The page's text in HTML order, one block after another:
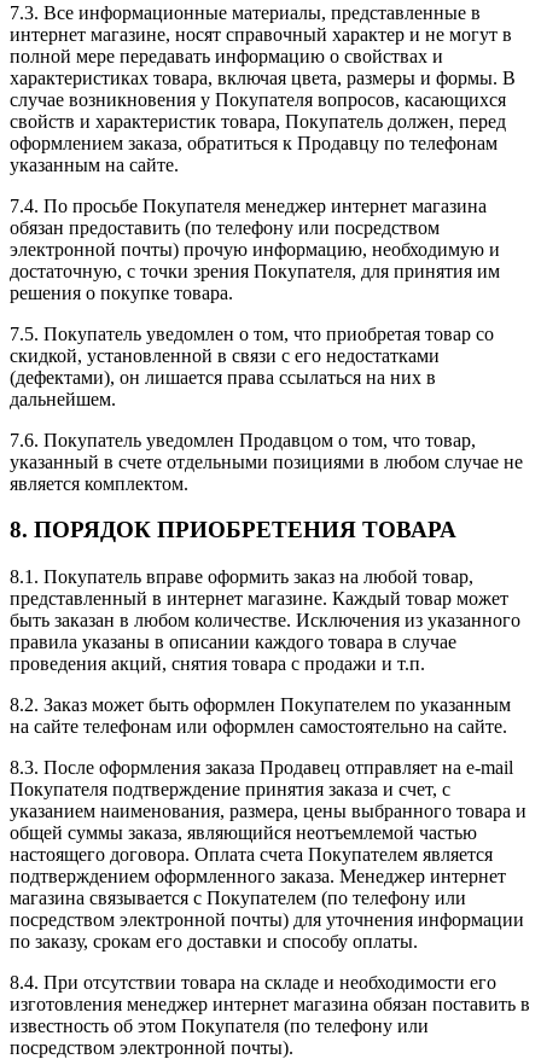
7.3. Все информационные материалы, представленные в
интернет магазине, носят справочный характер и не могут в
полной мере передавать информацию о свойствах и
характеристиках товара, включая цвета, размеры и формы. В
случае возникновения у Покупателя вопросов, касающихся
свойств и характеристик товара, Покупатель должен, перед
оформлением заказа, обратиться к Продавцу по телефонам
указанным на сайте.
7.4. По просьбе Покупателя менеджер интернет магазина
обязан предоставить (по телефону или посредством
электронной почты) прочую информацию, необходимую и
достаточную, с точки зрения Покупателя, для принятия им
решения о покупке товара.
7.5. Покупатель уведомлен о том, что приобретая товар со
скидкой, установленной в связи с его недостатками
(дефектами), он лишается права ссылаться на них в
дальнейшем.
7.6. Покупатель уведомлен Продавцом о том, что товар,
указанный в счете отдельными позициями в любом случае не
является комплектом.
8. ПОРЯДОК ПРИОБРЕТЕНИЯ ТОВАРА
8.1. Покупатель вправе оформить заказ на любой товар,
представленный в интернет магазине. Каждый товар может
быть заказан в любом количестве. Исключения из указанного
правила указаны в описании каждого товара в случае
проведения акций, снятия товара с продажи и т.п.
8.2. Заказ может быть оформлен Покупателем по указанным
на сайте телефонам или оформлен самостоятельно на сайте.
8.3. После оформления заказа Продавец отправляет на e-mail
Покупателя подтверждение принятия заказа и счет, с
указанием наименования, размера, цены выбранного товара и
общей суммы заказа, являющийся неотъемлемой частью
настоящего договора. Оплата счета Покупателем является
подтверждением оформленного заказа. Менеджер интернет
магазина связывается с Покупателем (по телефону или
посредством электронной почты) для уточнения информации
по заказу, срокам его доставки и способу оплаты.
8.4. При отсутствии товара на складе и необходимости его
изготовления менеджер интернет магазина обязан поставить в
известность об этом Покупателя (по телефону или
посредством электронной почты).